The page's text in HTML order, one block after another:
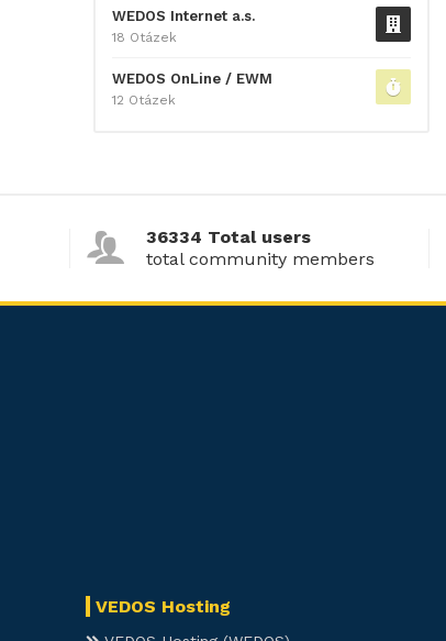
WEDOS Internet a.s.
18 Otázek
WEDOS OnLine / EWM
12 Otázek
36334 Total users
total community members
VEDOS Hosting